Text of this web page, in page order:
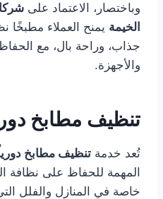
وباختصار، الاعتماد على
الخيمة يمنح العملاء مطبخًا
جذاب، وراحة بال، مع
والأجهزة.
تنظيف مطابخ
تُعد خدمة تنظيف مطابخ
المهمة للحفاظ على
خاصة في المنازل والفلل